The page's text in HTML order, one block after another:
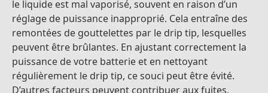
le liquide est mal vaporisé, souvent en raison d’un
réglage de puissance inapproprié. Cela entraîne des
remontées de gouttelettes par le drip tip, lesquelles
peuvent être brûlantes. En ajustant correctement la
puissance de votre batterie et en nettoyant
régulièrement le drip tip, ce souci peut être évité.
D’autres facteurs peuvent contribuer aux fuites,